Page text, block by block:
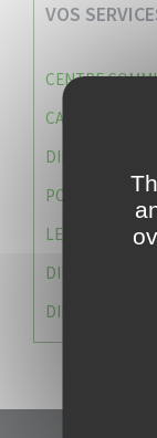
VOS
CENTRE
CAISSE DES
DIRECTION
POLICE
LE CABINET
DIRECTION
DIRECTION DU